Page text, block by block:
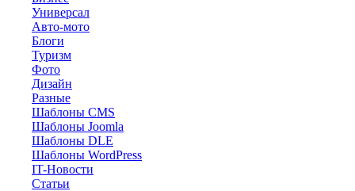
Универсал
Авто-мото
Блоги
Туризм
Фото
Дизайн
Разные
Шаблоны CMS
Шаблоны Joomla
Шаблоны DLE
Шаблоны WordPress
IT-Новости
Статьи